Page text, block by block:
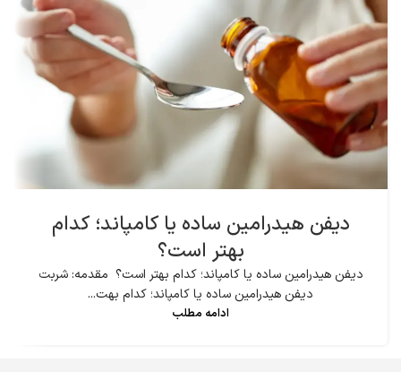
دیفن هیدرامین ساده یا کامپاند؛ کدام
بهتر است؟
دیفن هیدرامین ساده یا کامپاند؛ کدام بهتر است؟ مقدمه: شربت
دیفن هیدرامین ساده یا کامپاند؛ کدام بهت...
ادامه مطلب